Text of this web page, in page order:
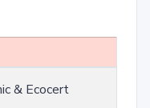
& Ecocert